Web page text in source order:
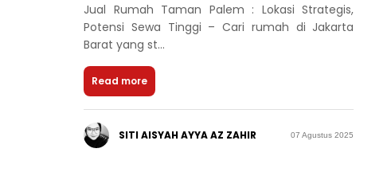
Jual Rumah Taman Palem : Lokasi Strategis,
Potensi Sewa Tinggi – Cari rumah di Jakarta
Barat yang st...
Read more
SITI AISYAH AYYA AZ ZAHIR 07 Agustus 2025